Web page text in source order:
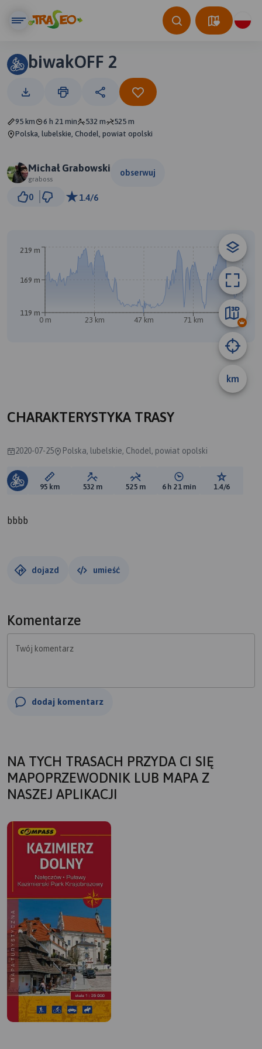
biwakOFF 2
95 km 6 h 21 min 532 m
525 m
Polska, lubelskie, Chodel, powiat opolski
Michał Grabowski
graboss
obserwuj
0 1.4/6
km
0 m 23 km 47 km 71 km 95 km
119 m
169 m
219 m
CHARAKTERYSTYKA TRASY
2020-07-25 Polska, lubelskie, Chodel, powiat opolski
Długość trasy:
95 km Suma przewyższeń:
532 m Suma spadków:
525 m Średni czas potrzebny
6 h 21 min Ocena
1.4/6
bbbb
dojazd umieść
Komentarze
Twój komentarz
dodaj komentarz
NA TYCH TRASACH PRZYDA CI SIĘ
MAPOPRZEWODNIK LUB MAPA Z
NASZEJ APLIKACJI